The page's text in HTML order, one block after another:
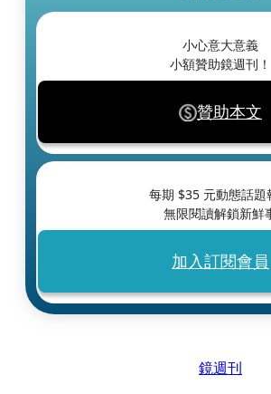
小心意大意義
小額贊助鏡週刊！
贊助本文
每期 $35 元動態話題
無限閱讀解鎖新鮮
加入訂閱會員
鏡週刊